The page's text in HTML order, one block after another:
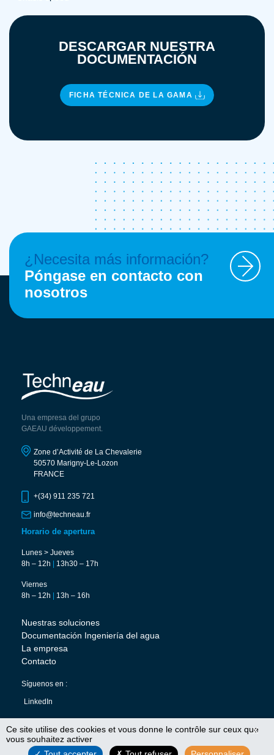
DESCARGAR NUESTRA
DOCUMENTACIÓN
FICHA TÉCNICA DE LA GAMA
¿Necesita más información?
Póngase en contacto con
nosotros
Una empresa del grupo
GAEAU développement.
Zone d’Activité de La Chevalerie
50570 Marigny-Le-Lozon
FRANCE
+(34) 911 235 721
info@techneau.fr
Horario de apertura
Lunes > Jueves
8h – 12h
13h30 – 17h
Viernes
8h – 12h
13h – 16h
Nuestras soluciones
Documentación Ingeniería del agua
La empresa
Contacto
Síguenos en :
LinkedIn
X
Ce site utilise des cookies et vous donne le contrôle sur ceux que
vous souhaitez activer